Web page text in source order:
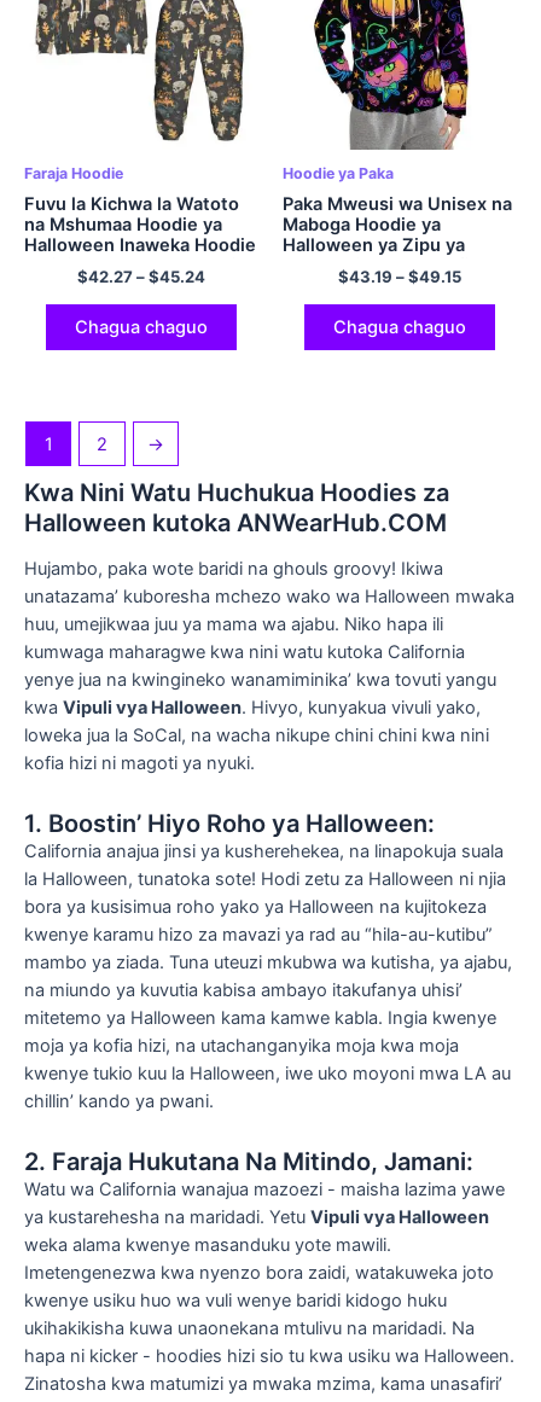
Faraja Hoodie
Fuvu la Kichwa la Watoto
na Mshumaa Hoodie ya
Halloween Inaweka Hoodie
baridi kwa Wavulana Seti
za Hoodie za Wasichana za
Polyester.
$42.27–$45.24
Chagua chaguo
Hoodie ya Paka
Paka Mweusi wa Unisex na
Maboga Hoodie ya
Halloween ya Zipu ya
Sweatshirt yenye kofia ya
Polyester Hoodie
$43.19 –$49.15
Chagua chaguo
1 2 →
Kwa Nini Watu Huchukua Hoodies za
Halloween kutoka ANWearHub.COM
Hujambo, paka wote baridi na ghouls groovy! Ikiwa
unatazama’ kuboresha mchezo wako wa Halloween mwaka
huu, umejikwaa juu ya mama wa ajabu. Niko hapa ili
kumwaga maharagwe kwa nini watu kutoka California
yenye jua na kwingineko wanamiminika’ kwa tovuti yangu
kwa Vipuli vya Halloween. Hivyo, kunyakua vivuli yako,
loweka jua la SoCal, na wacha nikupe chini chini kwa nini
kofia hizi ni magoti ya nyuki.
1. Boostin’ Hiyo Roho ya Halloween:
California anajua jinsi ya kusherehekea, na linapokuja suala
la Halloween, tunatoka sote! Hodi zetu za Halloween ni njia
bora ya kusisimua roho yako ya Halloween na kujitokeza
kwenye karamu hizo za mavazi ya rad au “hila-au-kutibu”
mambo ya ziada. Tuna uteuzi mkubwa wa kutisha, ya ajabu,
na miundo ya kuvutia kabisa ambayo itakufanya uhisi’
mitetemo ya Halloween kama kamwe kabla. Ingia kwenye
moja ya kofia hizi, na utachanganyika moja kwa moja
kwenye tukio kuu la Halloween, iwe uko moyoni mwa LA au
chillin’ kando ya pwani.
2. Faraja Hukutana Na Mitindo, Jamani:
Watu wa California wanajua mazoezi - maisha lazima yawe
ya kustarehesha na maridadi. Yetu Vipuli vya Halloween
weka alama kwenye masanduku yote mawili.
Imetengenezwa kwa nyenzo bora zaidi, watakuweka joto
kwenye usiku huo wa vuli wenye baridi kidogo huku
ukihakikisha kuwa unaonekana mtulivu na maridadi. Na
hapa ni kicker - hoodies hizi sio tu kwa usiku wa Halloween.
Zinatosha kwa matumizi ya mwaka mzima, kama unasafiri’